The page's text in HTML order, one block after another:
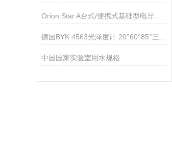
中国国家实验室用水规格